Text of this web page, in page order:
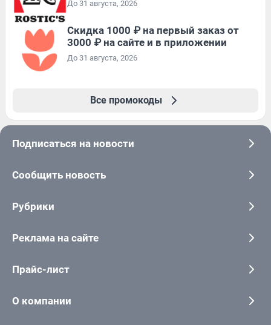
До 31 августа, 2026
Скидка 1000 ₽ на первый заказ от
3000 ₽ на сайте и в приложении
До 31 августа, 2026
Все промокоды
Подписаться на новости
Сообщить новость
Рубрики
Реклама на сайте
Прайс-лист
О компании